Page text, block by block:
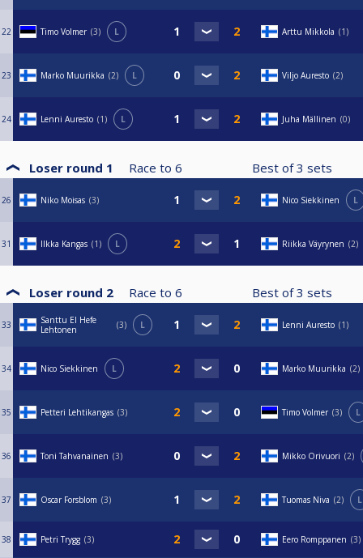
22 Timo Volmer 3 L Arttu Mikkola 1
23 Marko Muurikka 2 L Viljo Auresto 2
24 Lenni Auresto 1 L Juha Mällinen 0
Loser round 1 Race to 6 Best of3 sets
26 Niko Moisas 3 Nico Siekkinen L
31 Ilkka Kangas 1 L Riikka Väyrynen 2
Loser round 2 Race to 6 Best of3 sets
33
Santtu El Hefe
Lehtonen
3 L Lenni Auresto 1
34 Nico Siekkinen L Marko Muurikka 2
35 Petteri Lehtikangas 3 Timo Volmer 3 L
36 Toni Tahvanainen 3 Mikko Orivuori 2
37 Oscar Forsblom 3 Tuomas Niva 2 L
38 Petri Trygg 3 Eero Romppanen 3